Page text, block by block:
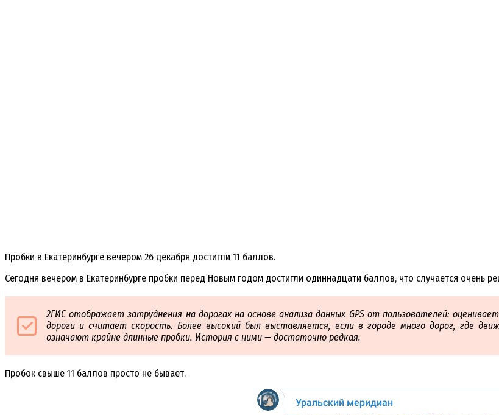
Пробки в Екатеринбурге вечером 26 декабря достигли 11 баллов.
Сегодня вечером в Екатеринбурге пробки перед Новым годом достигли одиннадцати баллов, что случается очень
2ГИС отображает затруднения на дорогах на основе анализа данных GPS от пользователей:
дороги и считает скорость. Более высокий был выставляется, если в городе много дорог, где
означают крайне длинные пробки. История с ними — достаточно редкая.
Пробок свыше 11 баллов просто не бывает.